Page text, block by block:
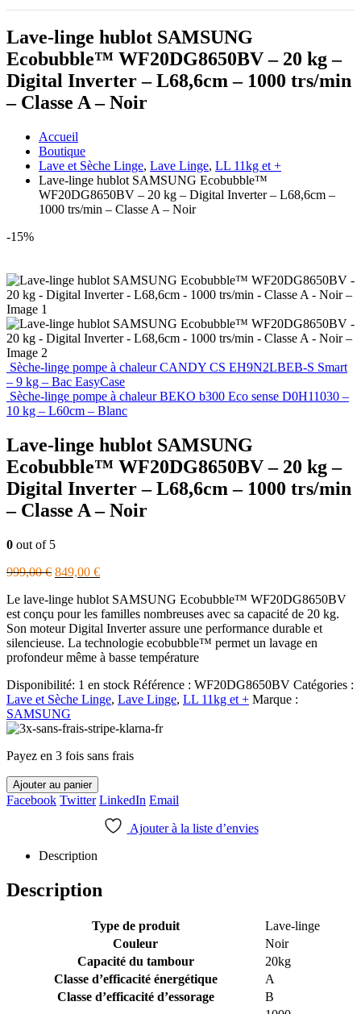
Lave-linge hublot SAMSUNG
Ecobubble™ WF20DG8650BV – 20 kg –
Digital Inverter – L68,6cm – 1000 trs/min
– Classe A – Noir
Accueil
Boutique
Lave et Sèche Linge, Lave Linge, LL 11kg et +
Lave-linge hublot SAMSUNG Ecobubble™
WF20DG8650BV – 20 kg – Digital Inverter – L68,6cm –
1000 trs/min – Classe A – Noir
-15%
Sèche-linge pompe à chaleur CANDY CS EH9N2LBEB-S Smart
– 9 kg – Bac EasyCase
Sèche-linge pompe à chaleur BEKO b300 Eco sense D0H11030 –
10 kg – L60cm – Blanc
Lave-linge hublot SAMSUNG
Ecobubble™ WF20DG8650BV – 20 kg –
Digital Inverter – L68,6cm – 1000 trs/min
– Classe A – Noir
0 out of 5
999,00€ Le
initial
était :
999,00 €.
849,00 €Le
actuel
est :
849,00 €.
Le lave-linge hublot SAMSUNG Ecobubble™ WF20DG8650BV
est conçu pour les familles nombreuses avec sa capacité de 20 kg.
Son moteur Digital Inverter assure une performance durable et
silencieuse. La technologie ecobubble™ permet un lavage en
profondeur même à basse température
Disponibilité: 1 en stock Référence : WF20DG8650BV Catégories :
Lave et Sèche Linge, Lave Linge, LL 11kg et + Marque :
SAMSUNG
Payez en 3 fois sans frais
Ajouter au panier
Facebook Twitter LinkedIn Email
Ajouter à la liste d’envies
Description
Description
Type de produit
Lave-linge
Couleur
Noir
Capacité du tambour
20kg
Classe d’efficacité énergétique
A
Classe d’efficacité d’essorage
B